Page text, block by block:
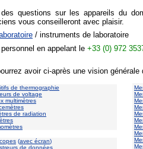
questions sur les appareils du
vous conseilleront avec plaisir.
/ instruments de laboratoire
en appelant le +33 (0) 972
avoir ci-après une vision
de thermographie
de voltage
multimètres
de radiation
(avec écran)
de données